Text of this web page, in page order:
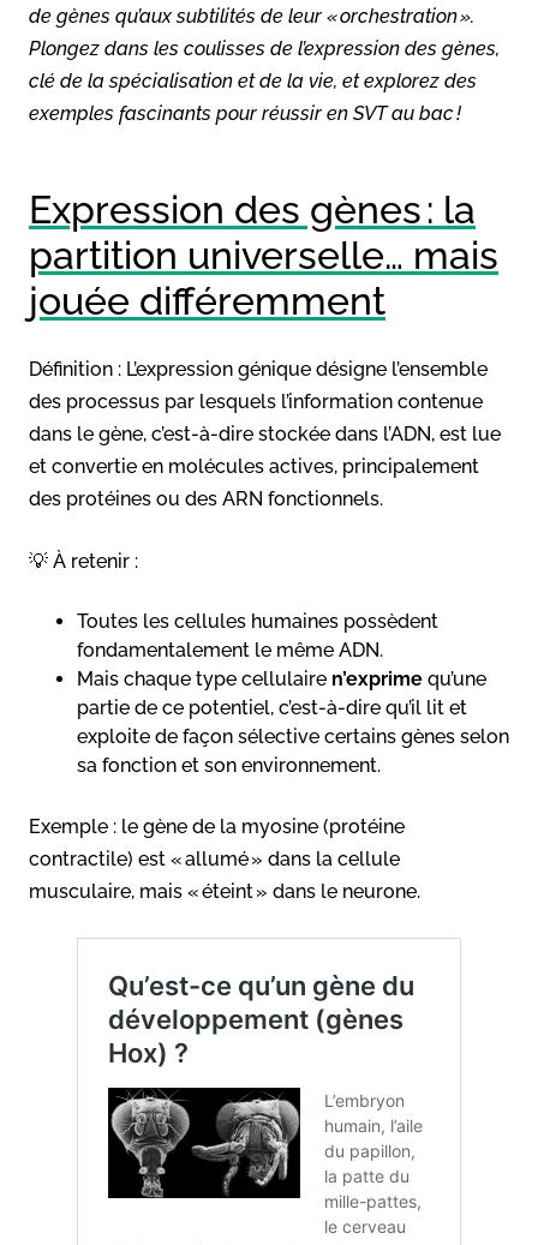
de gènes qu’aux subtilités de leur « orchestration ».
Plongez dans les coulisses de l’expression des gènes,
clé de la spécialisation et de la vie, et explorez des
exemples fascinants pour réussir en SVT au bac !
Expression des gènes : la
partition universelle… mais
jouée différemment
Définition : L’expression génique désigne l’ensemble
des processus par lesquels l’information contenue
dans le gène, c’est-à-dire stockée dans l’ADN, est lue
et convertie en molécules actives, principalement
des protéines ou des ARN fonctionnels.
💡 À retenir :
Toutes les cellules humaines possèdent
fondamentalement le même ADN.
Mais chaque type cellulaire n’exprime qu’une
partie de ce potentiel, c’est-à-dire qu’il lit et
exploite de façon sélective certains gènes selon
sa fonction et son environnement.
Exemple : le gène de la myosine (protéine
contractile) est « allumé » dans la cellule
musculaire, mais « éteint » dans le neurone.